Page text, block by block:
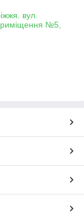
вул.
№5,